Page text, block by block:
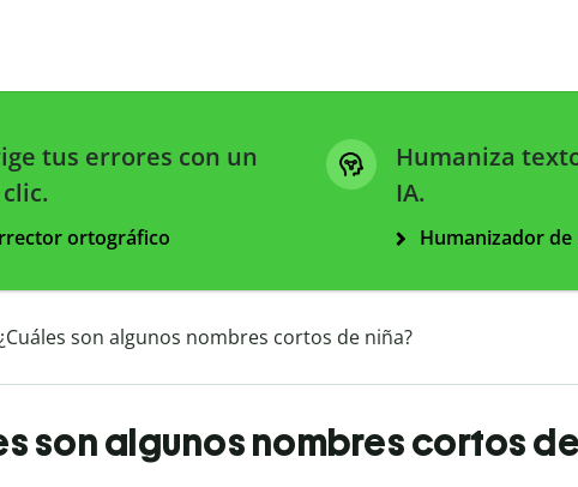
tus errores con un
ortográfico
Humaniza
IA.
Humanizador de
son algunos nombres cortos de niña?
son algunos nombres cortos